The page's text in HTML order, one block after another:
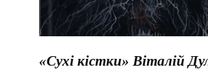
«Сухі кістки» Віталій